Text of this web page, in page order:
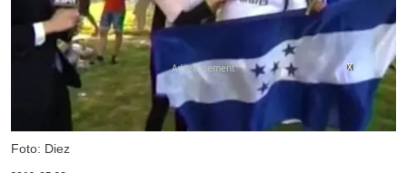
Foto: Diez
X
X
X